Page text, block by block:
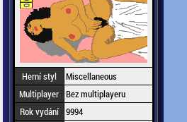
Herní styl
Miscellaneous
Multiplayer Bez multiplayeru
Rok vydání 9994